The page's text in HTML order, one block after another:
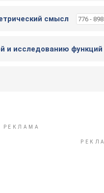
смысл 776 - 898
и исследованию функций